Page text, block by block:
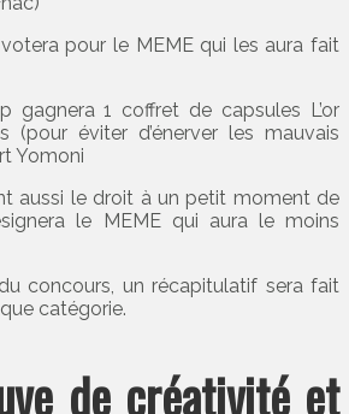
votera pour le MEME qui les aura fait
gagnera 1 coffret de capsules L’or
(pour éviter d’énerver les mauvais
Yomoni
aussi le droit à un petit moment de
le MEME qui aura le moins
concours, un récapitulatif sera fait
catégorie.
de créativité et